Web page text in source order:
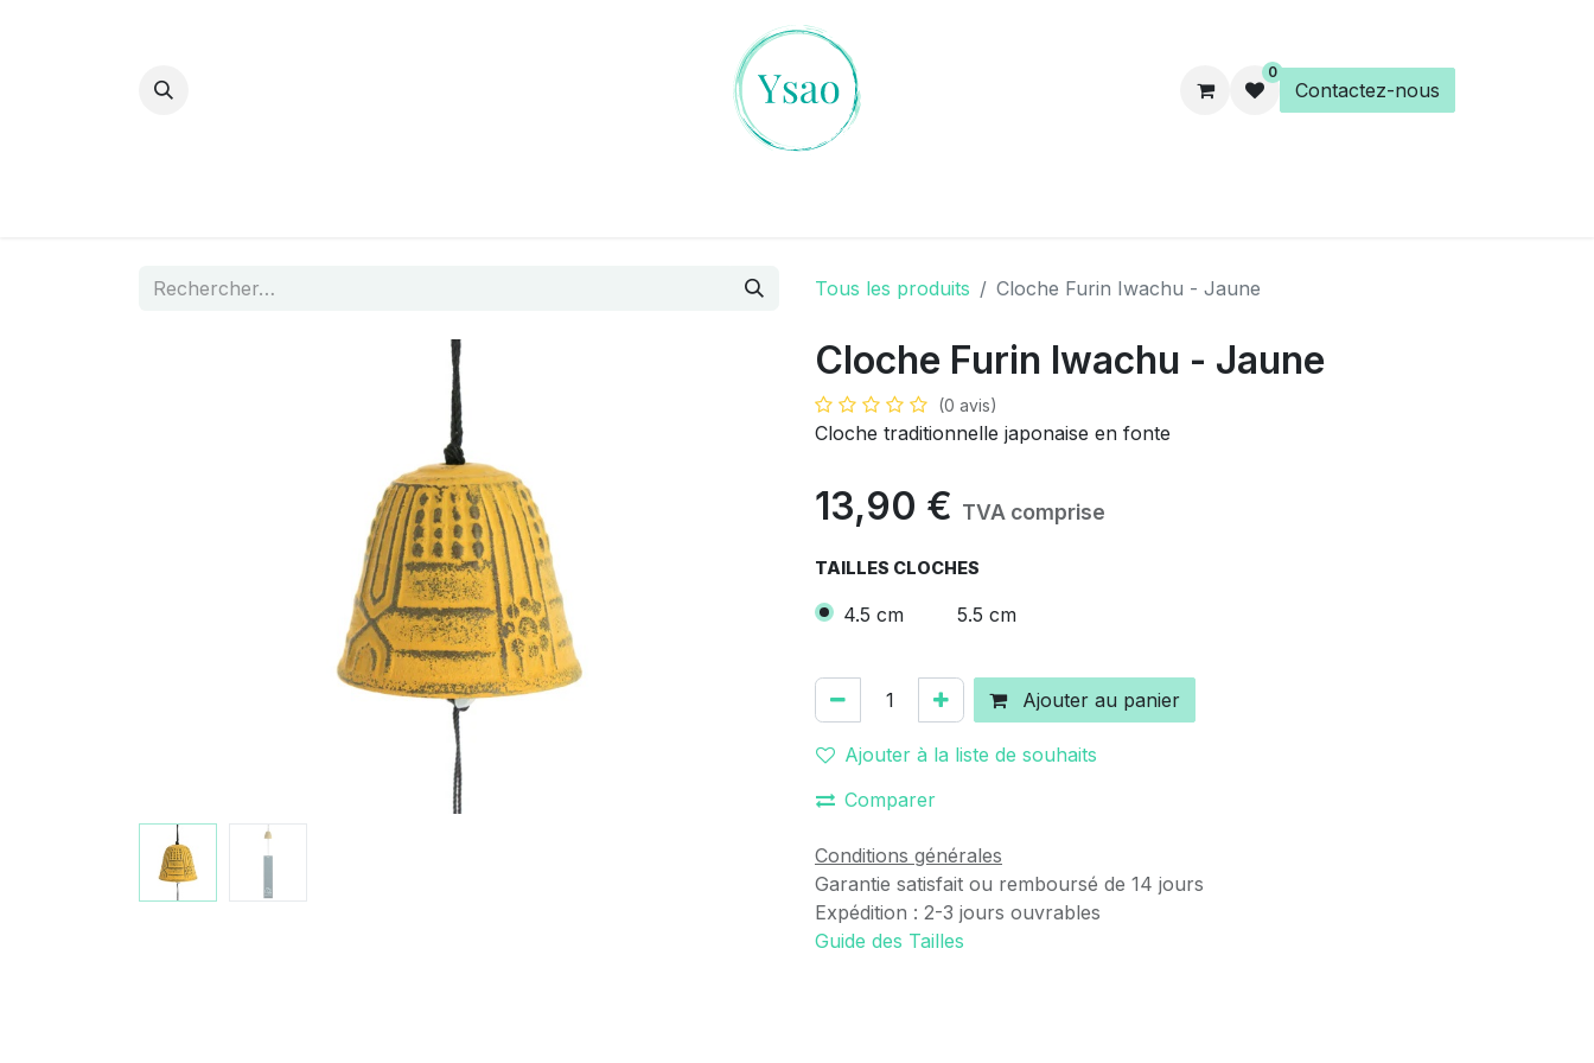
0
Contactez-nous
Tous les produits Cloche Furin Iwachu - Jaune
Cloche Furin Iwachu - Jaune
(0 avis)
Cloche traditionnelle japonaise en fonte
13,90 € TVA comprise
TAILLES CLOCHES
4.5 cm 5.5 cm
Ajouter au panier
Ajouter à la liste de souhaits
Comparer
Conditions générales
Garantie satisfait ou remboursé de 14 jours
Expédition : 2-3 jours ouvrables
Guide des Tailles